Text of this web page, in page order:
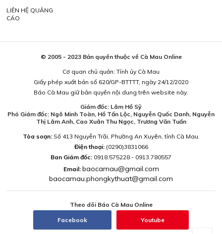
LIÊN HỆ QUẢNG
CÁO
© 2005 - 2023 Bản quyền thuộc về Cà Mau Online
Cơ quan chủ quản: Tỉnh ủy Cà Mau
Giấy phép xuất bản số 620/GP-BTTTT, ngày 24/12/2020
Báo Cà Mau giữ bản quyền nội dung trên website này.
Giám đốc: Lâm Hồ Sỹ
Phó Giám đốc: Ngô Minh Toàn, Hồ Tấn Lộc, Nguyễn Quốc Danh, Nguyễn
Thị Lâm Anh, Cao Xuân Thu Ngọc, Trương Văn Tuấn
Tòa soạn:Số 413 Nguyễn Trãi, Phường An Xuyên, tỉnh Cà Mau.
Điện thoại: (0290)3831066
Ban Giám đốc: 0918.575228 - 0913.780557
Email: baocamau@gmail.com
baocamau.phongkythuat@gmail.com
Theo dõi Báo Cà Mau Online
Facebook Youtube